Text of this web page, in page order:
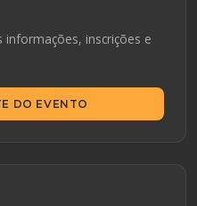
informações, inscrições e
DO EVENTO